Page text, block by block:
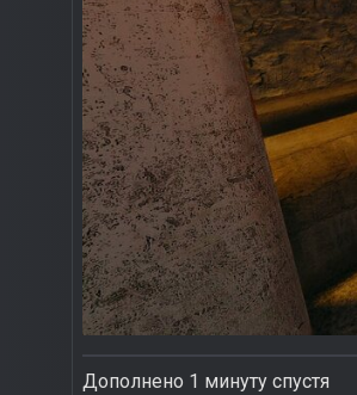
Дополнено 1 минуту спустя